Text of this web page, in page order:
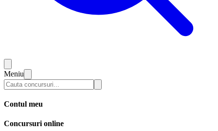
Meniu
Contul meu
Concursuri online